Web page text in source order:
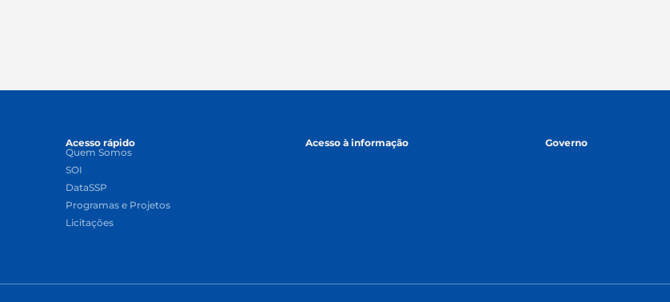
Acesso rápido
Quem Somos
SOI
DataSSP
Programas e Projetos
Licitações
Acesso à informação Governo